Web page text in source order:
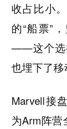
收占比小
的“船票”
——这个
也埋下了移
Marvell接
为Arm阵